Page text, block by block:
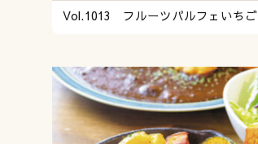
Vol.1013 フルーツパルフェいちご